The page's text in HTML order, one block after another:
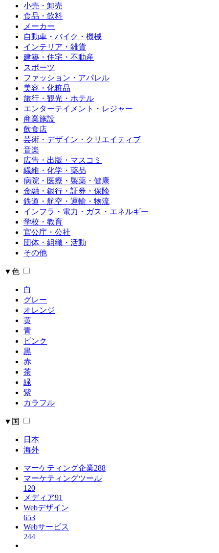
小売・卸売
食品・飲料
メーカー
自動車・バイク・機械
インテリア・雑貨
建築・住宅・不動産
スポーツ
ファッション・アパレル
美容・化粧品
旅行・観光・ホテル
エンターテイメント・レジャー
商業施設
飲食店
芸術・デザイン・クリエイティブ
音楽
広告・出版・マスコミ
繊維・化学・薬品
病院・医療・製薬・健康
金融・銀行・証券・保険
鉄道・航空・運輸・物流
インフラ・電力・ガス・エネルギー
学校・教育
官公庁・公社
団体・組織・活動
その他
▼色
白
グレー
オレンジ
黄
青
ピンク
黒
赤
茶
緑
紫
カラフル
▼国
日本
海外
マーケティング企業288
マーケティングツール
120
メディア91
Webデザイン
653
Webサービス
244